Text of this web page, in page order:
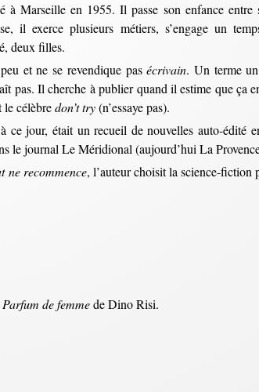
à Marseille en 1955. Il passe son enfance
il exerce plusieurs métiers, s’engage un
deux filles.
et ne se revendique pasécrivain. Un terme
pas. Il cherche à publier quand il estime que ça
le célèbredon’t try(n’essaye pas).
ce jour, était un recueil de nouvelles auto-édité
le journal Le Méridional (aujourd’hui La
ne recommence, l’auteur choisit la science-fiction
Parfum de femmede Dino Risi.